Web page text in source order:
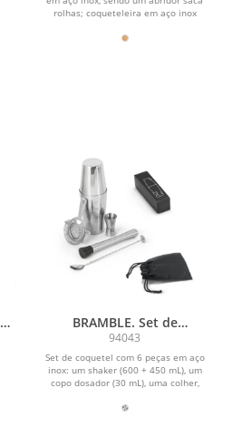
rolhas; coqueteleira em aço inox
BRAMBLE. Set de
coquetel com 6 peças em
aço inox
94043
Set de coquetel com 6 peças em aço
inox: um shaker (600 + 450 mL), um
copo dosador (30 mL), uma colher,